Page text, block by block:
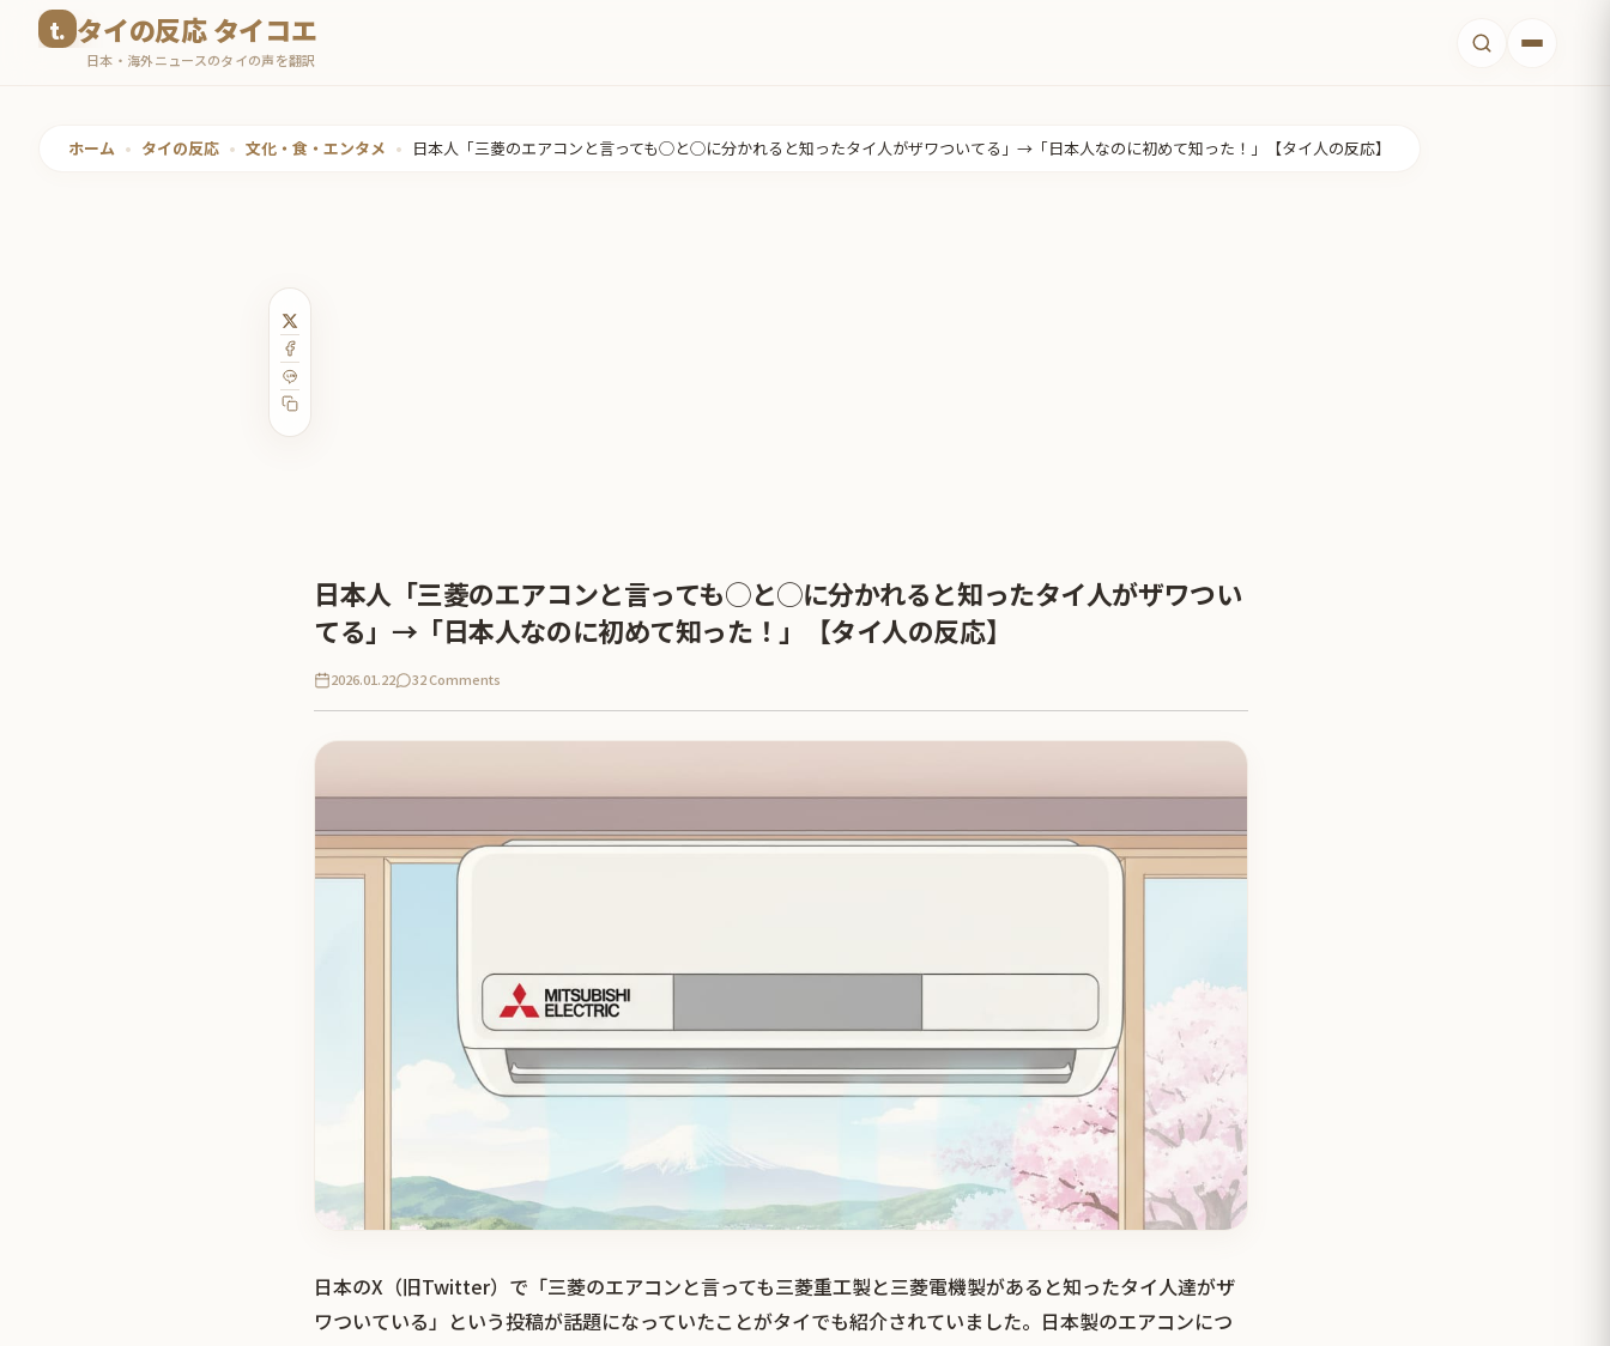
タイの反応 タイコエ
日本・海外ニュースのタイの声を翻訳
ホーム • タイの反応 • 文化・食・エンタメ • 日本人「三菱のエアコンと言っても◯と◯に分かれると知ったタイ人がザワついてる」→「日本人なのに初めて知った！」【タイ人の反応】
日本人「三菱のエアコンと言っても◯と◯に分かれると知ったタイ人がザワつい
てる」→「日本人なのに初めて知った！」【タイ人の反応】
2026.01.22 32 Comments
日本のX（旧Twitter）で「三菱のエアコンと言っても三菱重工製と三菱電機製があると知ったタイ人達がザ
ワついている」という投稿が話題になっていたことがタイでも紹介されていました。日本製のエアコンにつ